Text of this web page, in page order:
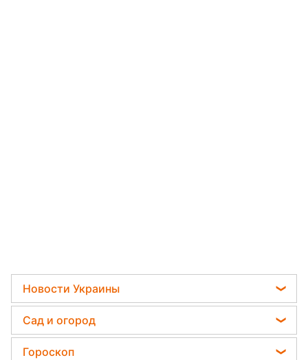
Новости Украины
Мобилизация
Политика
Сад и огород
Садовод назвал самое эффективное средство
Гороскоп